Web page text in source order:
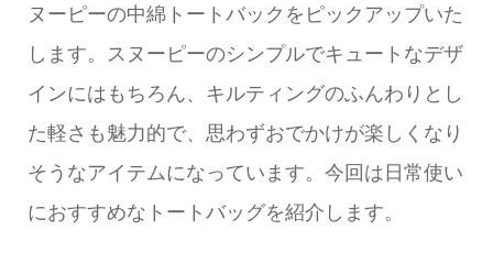
ヌーピーの中綿トートバックをピックアップいた
します。スヌーピーのシンプルでキュートなデザ
インにはもちろん、キルティングのふんわりとし
た軽さも魅力的で、思わずおでかけが楽しくなり
そうなアイテムになっています。今回は日常使い
におすすめなトートバッグを紹介します。